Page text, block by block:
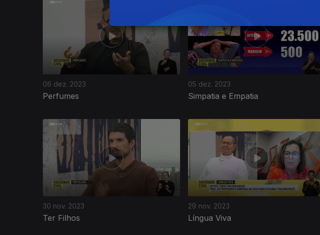
06 dez. 2023
Perfumes
05 dez. 2023
Simpatia e Empatia
30 nov. 2023
Ter Filhos
29 nov. 2023
Língua Viva